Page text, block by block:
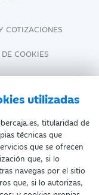
utilizadas
titularidad de
técnicas que
que se ofrecen
que, si lo
navegas por el sitio
que, si lo autorizas,
COTIZACIONES
COOKIES
2026
- NIF. A-
(T.3865. F.1.